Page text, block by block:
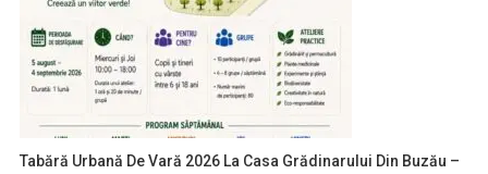
Tabără Urbană De Vară 2026 La Casa Grădinarului Din Buzău –